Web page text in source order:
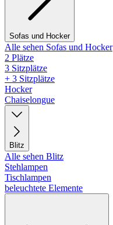
Sofas und Hocker
Alle sehen Sofas und Hocker
2 Plätze
3 Sitzplätze
+ 3 Sitzplätze
Hocker
Chaiselongue
Blitz
Alle sehen Blitz
Stehlampen
Tischlampen
beleuchtete Elemente